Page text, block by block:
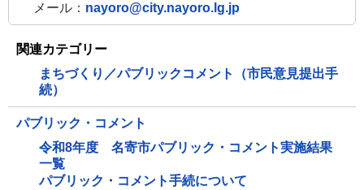
メール： nayoro@city.nayoro.lg.jp
関連カテゴリー
まちづくり／パブリックコメント（市民意見提出手
続）
パブリック・コメント
令和8年度 名寄市パブリック・コメント実施結果
一覧
パブリック・コメント手続について